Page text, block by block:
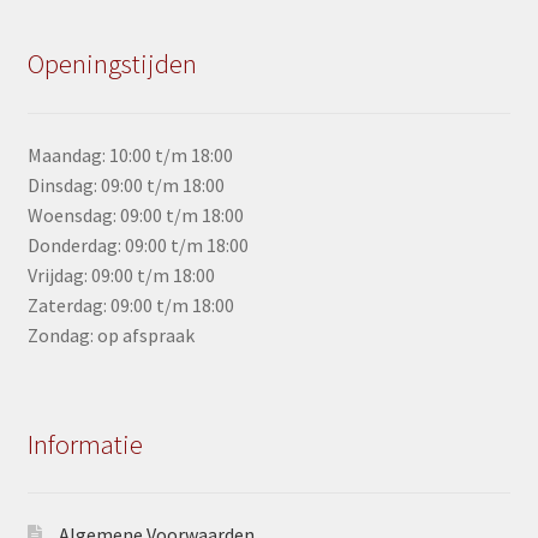
Openingstijden
Maandag: 10:00 t/m 18:00
Dinsdag: 09:00 t/m 18:00
Woensdag: 09:00 t/m 18:00
Donderdag: 09:00 t/m 18:00
Vrijdag: 09:00 t/m 18:00
Zaterdag: 09:00 t/m 18:00
Zondag: op afspraak
Informatie